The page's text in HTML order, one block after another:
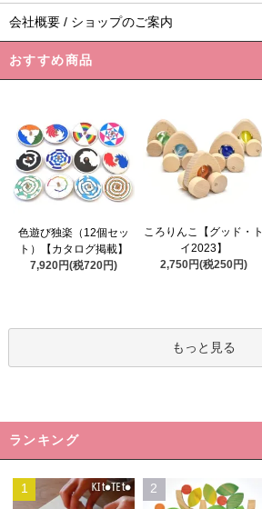
会社概要 / ショップのご案内
おすすめ商品
色遊び独楽（12個セッ
ト）【カタログ掲載】
7,920円(税720円)
ころりんこ【グッド・ト
イ2023】
2,750円(税250円)
もっと見る
ランキング
1 2